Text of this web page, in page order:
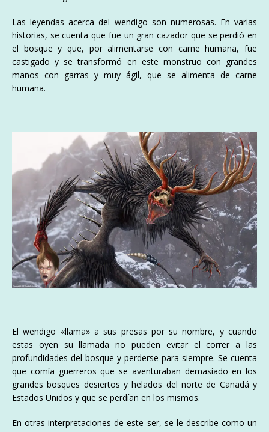
Las leyendas acerca del wendigo son numerosas. En varias
historias, se cuenta que fue un gran cazador que se perdió en
el bosque y que, por alimentarse con carne humana, fue
castigado y se transformó en este monstruo con grandes
manos con garras y muy ágil, que se alimenta de carne
humana.​
El wendigo «llama» a sus presas por su nombre, y cuando
estas oyen su llamada no pueden evitar el correr a las
profundidades del bosque y perderse para siempre. Se cuenta
que comía guerreros que se aventuraban demasiado en los
grandes bosques desiertos y helados del norte de Canadá y
Estados Unidos y que se perdían en los mismos.
En otras interpretaciones de este ser, se le describe como un